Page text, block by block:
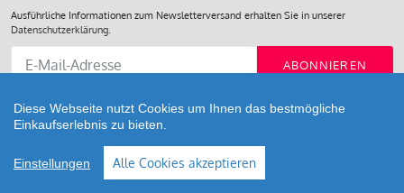
Ausführliche Informationen zum Newsletterversand erhalten Sie in unserer
Datenschutzerklärung.
Sie
Mailingliste
ABONNIEREN
Diese Webseite nutzt Cookies um Ihnen das bestmögliche
Einkaufserlebnis zu bieten.
Einstellungen Alle Cookies akzeptieren